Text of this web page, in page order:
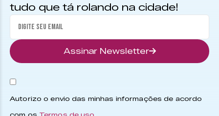
tudo que tá rolando na cidade!
Assinar Newsletter
Autorizo o envio das minhas informações de acordo
com os Termos de uso